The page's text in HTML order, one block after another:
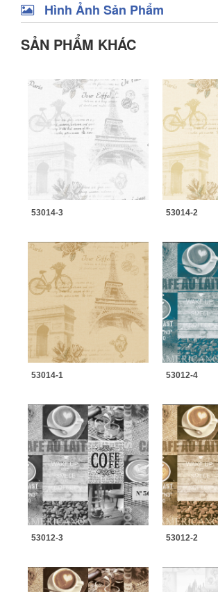
Hình Ảnh Sản Phẩm
SẢN PHẨM KHÁC
53014-3 53014-2
53014-1 53012-4
53012-3 53012-2